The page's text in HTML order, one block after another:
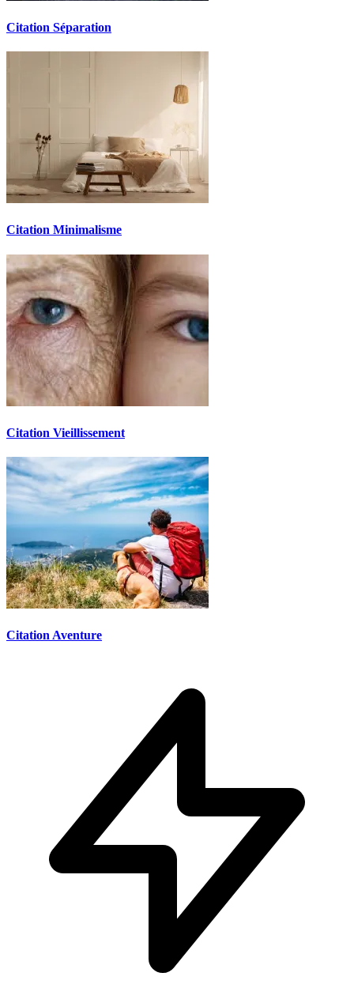
Citation Séparation
Citation Minimalisme
Citation Vieillissement
Citation Aventure